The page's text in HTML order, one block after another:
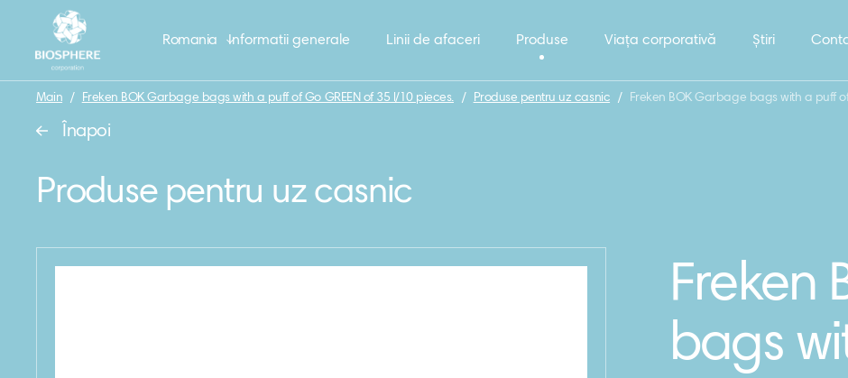
Informatii generale Linii de afaceri Produse Viața corporativă Știri
Romania
Main / Freken BOK Garbage bags with a puff of Go GREEN of 35 l/10 pieces. / Produse pentru uz casnic / Freken BOK Garbage bags with a puff
Înapoi
Produse pentru uz casnic
Freken
bags